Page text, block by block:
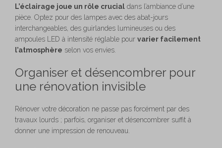
L’éclairage joue un rôle crucial dans l’ambiance d’une
pièce. Optez pour des lampes avec des abat-jours
interchangeables, des guirlandes lumineuses ou des
ampoules LED à intensité réglable pour varier facilement
l’atmosphère selon vos envies.
Organiser et désencombrer pour
une rénovation invisible
Rénover votre décoration ne passe pas forcément par des
travaux lourds ; parfois, organiser et désencombrer suffit à
donner une impression de renouveau.